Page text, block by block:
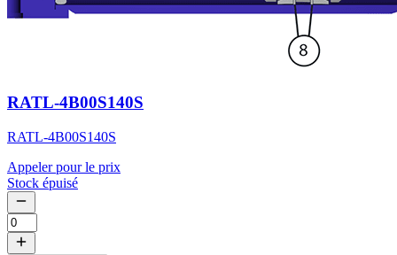
RATL-4B00S140S
RATL-4B00S140S
Appeler pour le prix
Stock épuisé